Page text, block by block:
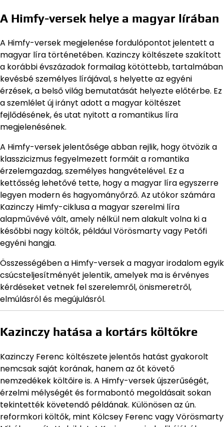
A Himfy-versek helye a magyar lírában
A Himfy-versek megjelenése fordulópontot jelentett a
magyar líra történetében. Kazinczy költészete szakított
a korábbi évszázadok formailag kötöttebb, tartalmában
kevésbé személyes lírájával, s helyette az egyéni
érzések, a belső világ bemutatását helyezte előtérbe. Ez
a szemlélet új irányt adott a magyar költészet
fejlődésének, és utat nyitott a romantikus líra
megjelenésének.
A Himfy-versek jelentősége abban rejlik, hogy ötvözik a
klasszicizmus fegyelmezett formáit a romantika
érzelemgazdag, személyes hangvételével. Ez a
kettősség lehetővé tette, hogy a magyar líra egyszerre
legyen modern és hagyományőrző. Az utókor számára
Kazinczy Himfy-ciklusa a magyar szerelmi líra
alapművévé vált, amely nélkül nem alakult volna ki a
későbbi nagy költők, például Vörösmarty vagy Petőfi
egyéni hangja.
Összességében a Himfy-versek a magyar irodalom egyik
csúcsteljesítményét jelentik, amelyek ma is érvényes
kérdéseket vetnek fel szerelemről, önismeretről,
elmúlásról és megújulásról.
Kazinczy hatása a kortárs költőkre
Kazinczy Ferenc költészete jelentős hatást gyakorolt
nemcsak saját korának, hanem az őt követő
nemzedékek költőire is. A Himfy-versek újszerűségét,
érzelmi mélységét és formabontó megoldásait sokan
tekintették követendő példának. Különösen az ún.
reformkori költők, mint Kölcsey Ferenc vagy Vörösmarty